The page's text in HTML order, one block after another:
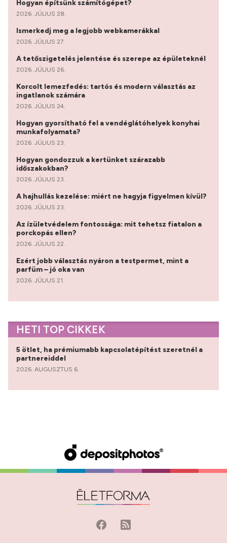
Hogyan építsünk számítógépet?
2026. JÚLIUS 28.
Ismerkedj meg a legjobb webkamerákkal
2026. JÚLIUS 27.
A tetőszigetelés jelentése és szerepe az épületeknél
2026. JÚLIUS 26.
Korcolt lemezfedés: tartós és modern választás az
ingatlanok számára
2026. JÚLIUS 24.
Hogyan gyorsítható fel a vendéglátóhelyek konyhai
munkafolyamata?
2026. JÚLIUS 23.
Hogyan gondozzuk a kertünket szárazabb
időszakokban?
2026. JÚLIUS 23.
A hajhullás kezelése: miért ne hagyja figyelmen kívül?
2026. JÚLIUS 23.
Az ízületvédelem fontossága: mit tehetsz fiatalon a
porckopás ellen?
2026. JÚLIUS 22.
Ezért jobb választás nyáron a testpermet, mint a
parfüm – jó oka van
2026. JÚLIUS 21.
HETI TOP CIKKEK
5 ötlet, ha prémiumabb kapcsolatépítést szeretnél a
partnereiddel
2026. AUGUSZTUS 6.